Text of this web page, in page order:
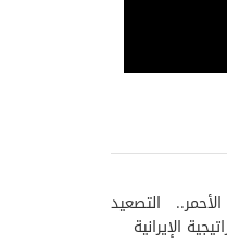
التصعيد
الإيرانية